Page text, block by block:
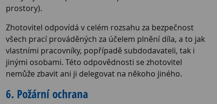
prostory).
Zhotovitel odpovídá v celém rozsahu za bezpečnost
všech prací prováděných za účelem plnění díla, a to jak
vlastními pracovníky, popřípadě subdodavateli, tak i
jinými osobami. Této odpovědnosti se zhotovitel
nemůže zbavit ani ji delegovat na někoho jiného.
6. Požární ochrana